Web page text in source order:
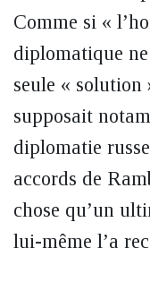
Comme si «
diplomatique
seule «
supposait
diplomatie
accords de
chose qu’un
lui-même l’a